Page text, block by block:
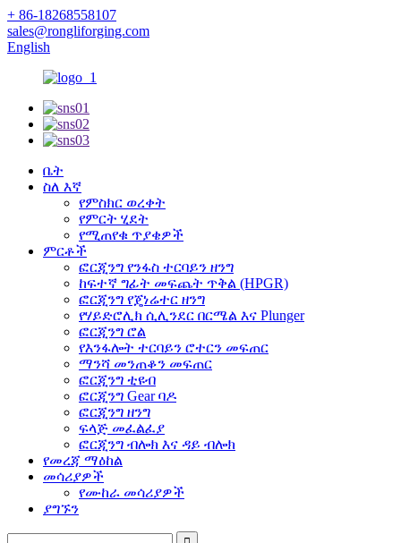
+ 86-18268558107
sales@rongliforging.com
English
ቤት
ስለ እኛ
የምስክር ወረቀት
የምርት ሂደት
የሚጠየቁ ጥያቄዎች
ምርቶች
ፎርጂንግ የንፋስ ተርባይን ዘንግ
ከፍተኛ ግፊት መፍጨት ጥቅል (HPGR)
ፎርጂንግ የጄነሬተር ዘንግ
የሃይድሮሊክ ሲሊንደር በርሜል እና Plunger
ፎርጂንግ ሮል
የእንፋሎት ተርባይን ሮተርን መፍጠር
ማንሻ መንጠቆን መፍጠር
ፎርጂንግ ቲዩብ
ፎርጂንግ Gear ባዶ
ፎርጂንግ ዘንግ
ፍላጅ መፈልፈያ
ፎርጂንግ ብሎክ እና ዳይ ብሎክ
የመረጃ ማዕከል
መሳሪያዎች
የሙከራ መሳሪያዎች
ያግኙን